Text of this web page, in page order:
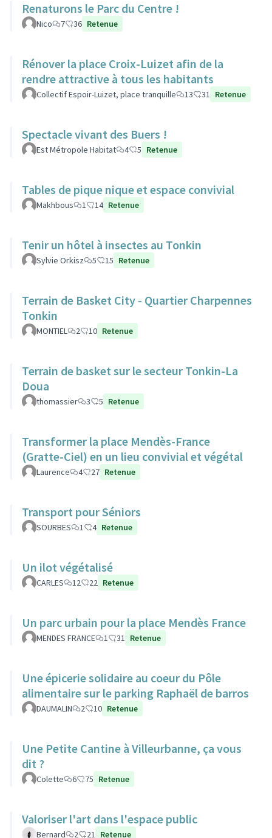
Renaturons le Parc du Centre !
Nico 7 36 Retenue
Rénover la place Croix-Luizet afin de la
rendre attractive à tous les habitants
Collectif Espoir-Luizet, place tranquille 13 31 Retenue
Spectacle vivant des Buers !
Est Métropole Habitat 4 5 Retenue
Tables de pique nique et espace convivial
Makhbous 1 14 Retenue
Tenir un hôtel à insectes au Tonkin
Sylvie Orkisz 5 15 Retenue
Terrain de Basket City - Quartier Charpennes
Tonkin
MONTIEL 2 10 Retenue
Terrain de basket sur le secteur Tonkin-La
Doua
thomassier 3 5 Retenue
Transformer la place Mendès-France
(Gratte-Ciel) en un lieu convivial et végétal
Laurence 4 27 Retenue
Transport pour Séniors
SOURBES 1 4 Retenue
Un ilot végétalisé
CARLES 12 22 Retenue
Un parc urbain pour la place Mendès France
MENDES FRANCE 1 31 Retenue
Une épicerie solidaire au coeur du Pôle
alimentaire sur le parking Raphaël de barros
DAUMALIN 2 10 Retenue
Une Petite Cantine à Villeurbanne, ça vous
dit ?
Colette 6 75 Retenue
Valoriser l'art dans l'espace public
Bernard 2 21 Retenue